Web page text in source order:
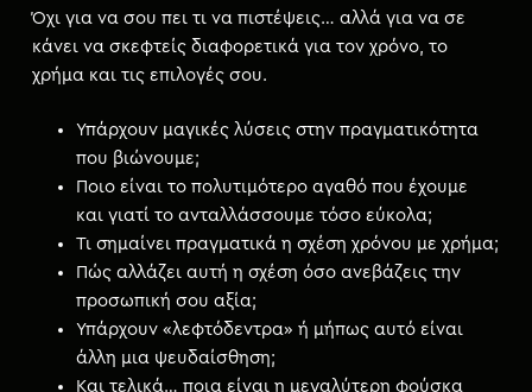
Όχι για να σου πει τι να πιστέψεις… αλλά για να σε
κάνει να σκεφτείς διαφορετικά για τον χρόνο, το
χρήμα και τις επιλογές σου.
Υπάρχουν μαγικές λύσεις στην πραγματικότητα
που βιώνουμε;
Ποιο είναι το πολυτιμότερο αγαθό που έχουμε
και γιατί το ανταλλάσσουμε τόσο εύκολα;
Τι σημαίνει πραγματικά η σχέση χρόνου με χρήμα;
Πώς αλλάζει αυτή η σχέση όσο ανεβάζεις την
προσωπική σου αξία;
Υπάρχουν «λεφτόδεντρα» ή μήπως αυτό είναι
άλλη μια ψευδαίσθηση;
Και τελικά… ποια είναι η μεγαλύτερη φούσκα